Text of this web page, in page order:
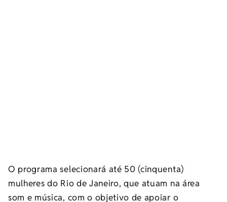
O programa selecionará até 50 (cinquenta)
mulheres do Rio de Janeiro, que atuam na área
som e música, com o objetivo de apoiar o